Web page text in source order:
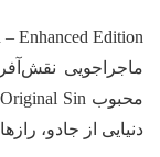
از جادو، رازها